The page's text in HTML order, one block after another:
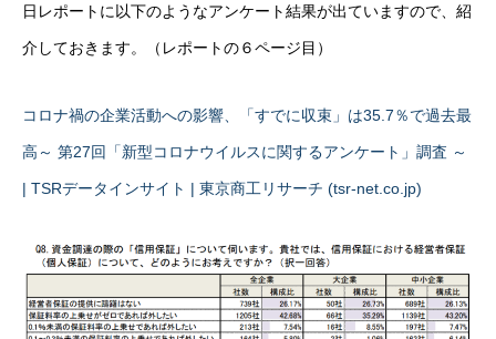
日レポートに以下のようなアンケート結果が出ていますので、紹
介しておきます。（レポートの６ページ目）
コロナ禍の企業活動への影響、「すでに収束」は35.7％で過去最
高～ 第27回「新型コロナウイルスに関するアンケート」調査 ～
| TSRデータインサイト | 東京商工リサーチ (tsr-net.co.jp)